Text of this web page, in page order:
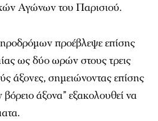
Αγώνων του Παρισιού.
προέβλεψε επίσης
ως δύο ωρών στους τρεις
άξονες, σημειώνοντας επίσης
άξονα” εξακολουθεί να